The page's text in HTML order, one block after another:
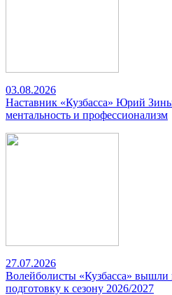
03.08.2026
Наставник «Кузбасса» Юрий
ментальность и профессионализм
27.07.2026
Волейболисты «Кузбасса» вышли
подготовку к сезону 2026/2027